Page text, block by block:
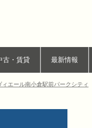
古・賃貸 最新情報
ィエール南小倉駅前パークシティ